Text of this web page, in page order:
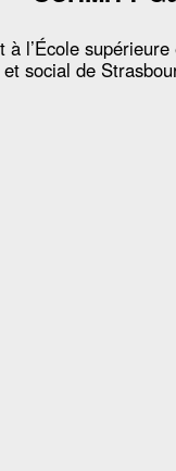
l’École supérieure
social de